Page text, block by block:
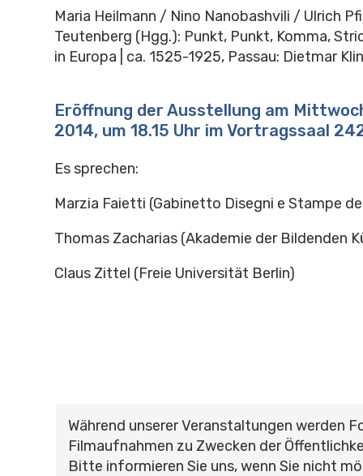
Maria Heilmann / Nino Nanobashvili / Ulrich
Teutenberg (Hgg.): Punkt, Punkt, Komma,
in Europa | ca. 1525-1925, Passau: Dietmar
Eröffnung der Ausstellung am
2014, um 18.15 Uhr im Vortragssaal
Es sprechen:
Marzia Faietti (Gabinetto Disegni e Stampe
Thomas Zacharias (Akademie der Bildenden
Claus Zittel (Freie Universität Berlin)
Während unserer Veranstaltungen werden
Filmaufnahmen zu Zwecken der
Bitte informieren Sie uns, wenn Sie nicht